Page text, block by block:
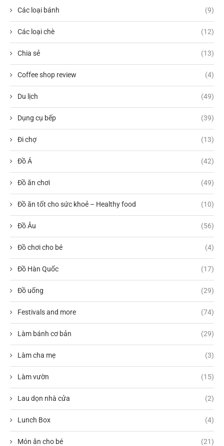
Các loại bánh (9)
Các loại chè (12)
Chia sẻ (13)
Coffee shop review (4)
Du lịch (49)
Dụng cụ bếp (39)
Đi chợ (13)
Đồ Á (42)
Đồ ăn chơi (49)
Đồ ăn tốt cho sức khoẻ – Healthy food (10)
Đồ Âu (56)
Đồ chơi cho bé (4)
Đồ Hàn Quốc (17)
Đồ uống (29)
Festivals and more (74)
Làm bánh cơ bản (29)
Làm cha mẹ (3)
Làm vườn (15)
Lau dọn nhà cửa (2)
Lunch Box (4)
Món ăn cho bé (21)